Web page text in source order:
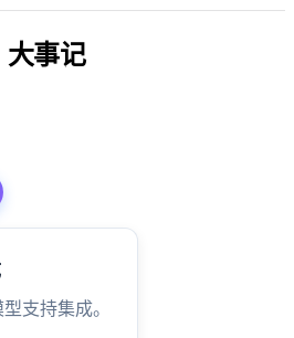
大事记
支持集成。